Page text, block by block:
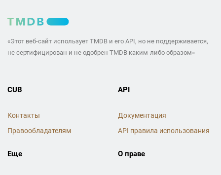
«Этот веб-сайт использует TMDB и его API, но не поддерживается,
не сертифицирован и не одобрен TMDB каким-либо образом»
CUB
Контакты
Правообладателям
API
Документация
API правила использования
Еще О праве